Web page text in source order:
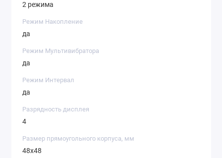
2 режима
Режим Накопление
да
Режим Мультивибратора
да
Режим Интервал
да
Разрядность дисплея
4
Размер прямоугольного корпуса, мм
48x48